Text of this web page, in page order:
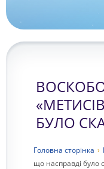
БУЛО
Головна сторiнка ›
що насправді було